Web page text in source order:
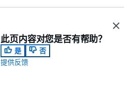
此页内容对您是否有帮助？
是
否
提供反馈